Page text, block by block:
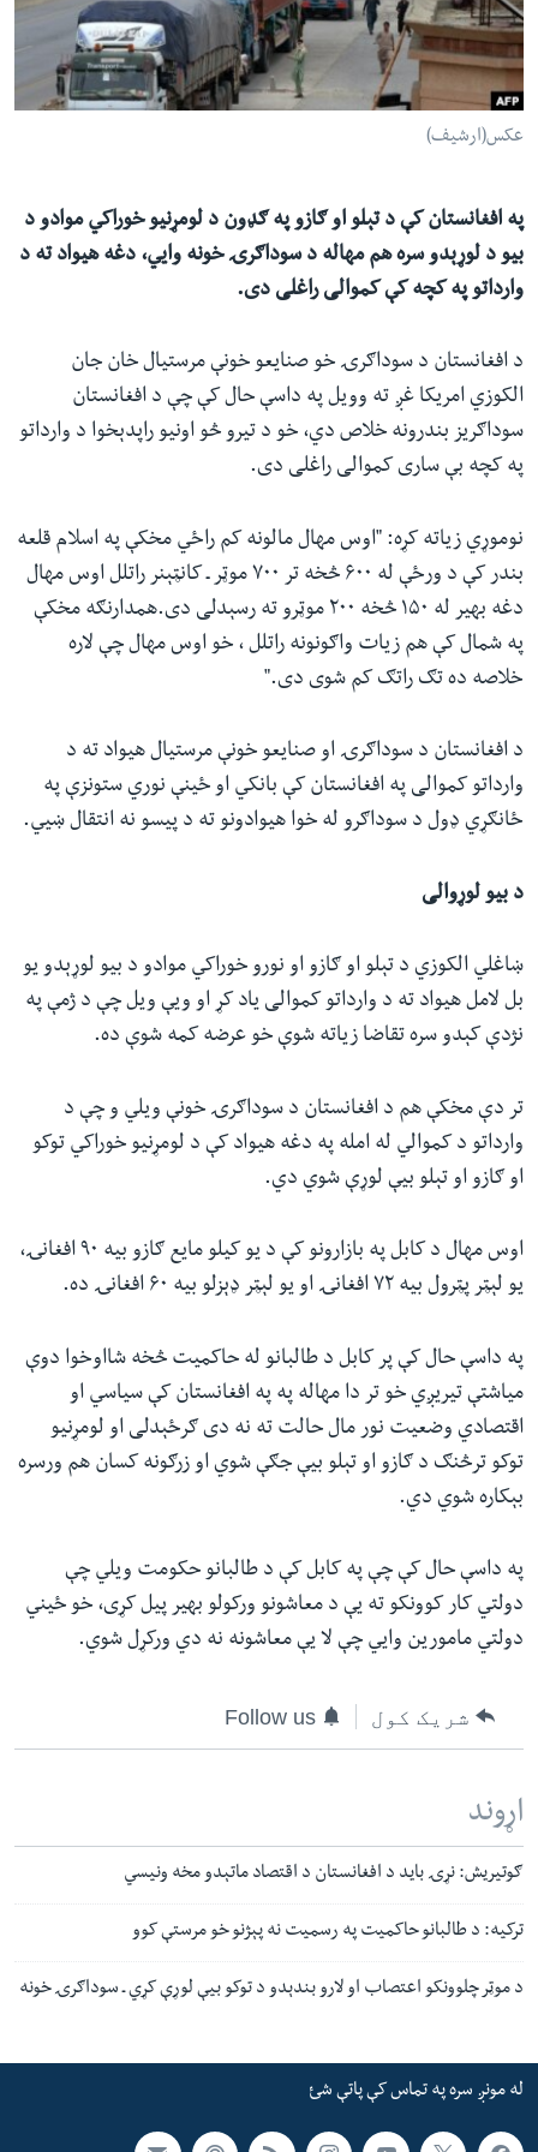
شئ
لټون
ځای
له مونږ سره په تماس کې پاتې شئ
عکس(ارشیف)
په افغانستان کې د تېلو او ګازو په ګډون د لومړنیو خوراکي موادو د
بیو د لوړېدو سره هم مهاله د سوداګرۍ خونه وايي، دغه هیواد ته د
وارداتو په کچه کې کموالی راغلی دی.
د افغانستان د سوداګرۍ خو صنایعو خونې مرستیال خان جان
الکوزي امریکا غږ ته وویل په داسې حال کې چې د افغانستان
سوداګریز بندرونه خلاص دي، خو د تیرو څو اونیو راپدېخوا د وارداتو
په کچه بې ساری کموالی راغلی دی.
نوموړي زیاته کړه: "اوس مهال مالونه کم راځي مخکې په اسلام قلعه
بندر کې د ورځې له ۶۰۰ څخه تر ۷۰۰ موټر ـ کانټېنر راتلل اوس مهال
دغه بهیر له ۱۵۰ څخه ۲۰۰ موټرو ته رسېدلی دی.همدارنګه مخکې
په شمال کې هم زیات واګونونه راتلل ، خو اوس مهال چې لاره
خلاصه ده تګ راتګ کم شوی دی."
د افغانستان د سوداګرۍ او صنایعو خونې مرستیال هیواد ته د
وارداتو کموالی په افغانستان کې بانکي او ځینې نوري ستونزې په
ځانګړي ډول د سوداګرو له خوا هیوادونو ته د پیسو نه انتقال ښيي.
د بیو لوړوالی
ښاغلي الکوزي د تېلو او ګازو او نورو خوراکي موادو د بیو لوړېدو یو
بل لامل هیواد ته د وارداتو کموالی یاد کړ او ویې ویل چې د ژمې په
نژدې کېدو سره تقاضا زیاته شوې خو عرضه کمه شوې ده.
تر دې مخکې هم د افغانستان د سوداګرۍ خونې ویلي و چې د
وارداتو د کموالي له امله په دغه هیواد کې د لومړنیو خوراکي توکو
او ګازو او تېلو بیې لوړې شوي دي.
اوس مهال د کابل په بازارونو کې د یو کیلو مایع ګازو بیه ۹۰ افغانۍ،
یو لېټر پټرول بیه ۷۲ افغانۍ او یو لېټر ډېزلو بیه ۶۰ افغانۍ ده.
په داسې حال کې پر کابل د طالبانو له حاکمیت څخه شااوخوا دوې
میاشتې تیریږي خو تر دا مهاله په په افغانستان کې سیاسي او
اقتصادي وضعیت نور مال حالت ته نه دی ګرځېدلی او لومړنیو
توکو ترڅنګ د ګازو او تېلو بیې جګې شوي او زرګونه کسان هم ورسره
بېکاره شوي دي.
په داسې حال کې چې په کابل کې د طالبانو حکومت ویلي چې
دولتي کار کوونکو ته یې د معاشونو ورکولو بهیر پیل کړی، خو ځیني
دولتي مامورین وايي چې لا یې معاشونه نه دي ورکړل شوي.
شریک کول Follow us
اړوند
ګوتیریش: نړۍ باید د افغانستان د اقتصاد ماتېدو مخه ونیسي
ترکیه: د طالبانو حاکمیت په رسمیت نه پېژنو خو مرستې کوو
د موټر چلوونکو اعتصاب او لارو بندېدو د توکو بیې لوړې کړي ـ سوداګرۍ خونه
له مونږ سره په تماس کې پاتې شئ